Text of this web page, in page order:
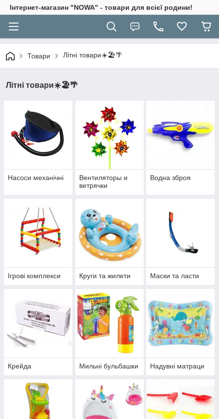
Інтернет-магазин "NOWA" - товари для всієї родини!
Товари Літні товари☀️🏖️🌴
Літні товари☀️🏖️🌴
Насоси механічні
Вентиляторы и
ветрячки
Водна зброя
Ігрові комплекси Круги та жилети Маски та ласти
Крейда Мильні бульбашки Надувні матраци